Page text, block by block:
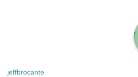
jeffbrocante